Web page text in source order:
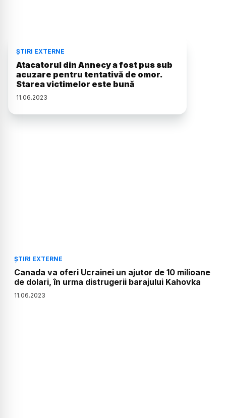
ȘTIRI EXTERNE
Atacatorul din Annecy a fost pus sub
acuzare pentru tentativă de omor.
Starea victimelor este bună
11.06.2023
ȘTIRI EXTERNE
Canada va oferi Ucrainei un ajutor de 10 milioane
de dolari, în urma distrugerii barajului Kahovka
11.06.2023